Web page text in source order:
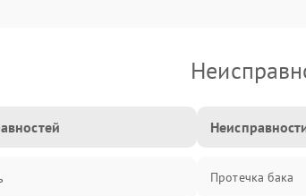
Протечка бака